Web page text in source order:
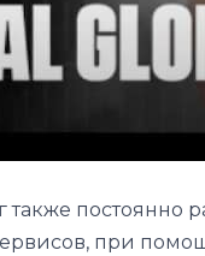
также постоянно
при